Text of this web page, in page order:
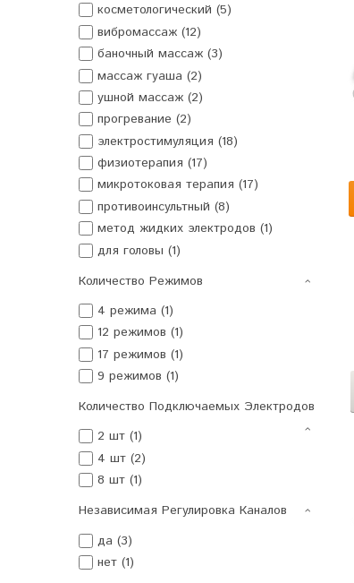
косметологический (5)
вибромассаж (12)
баночный массаж (3)
массаж гуаша (2)
ушной массаж (2)
прогревание (2)
электростимуляция (18)
физиотерапия (17)
микротоковая терапия (17)
противоинсультный (8)
метод жидких электродов (1)
для головы (1)
Количество Режимов
4 режима (1)
12 режимов (1)
17 режимов (1)
9 режимов (1)
Количество Подключаемых Электродов
2 шт (1)
4 шт (2)
8 шт (1)
Независимая Регулировка Каналов
да (3)
нет (1)